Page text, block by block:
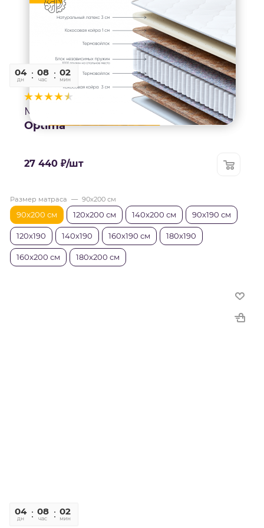
04
дн
08
час
02
мин
13
Матрас
Optima
27 440 ₽/шт
Размер матраса — 90x200 см
90x200 см 120x200 см 140x200 см 90х190 см
120х190 140х190 160х190 см 180х190
160x200 см 180x200 см
04
дн
08
час
02
мин